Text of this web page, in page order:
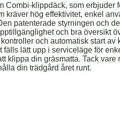
Combi-klippdäck, som
kräver hög effektivitet, enkel
patenterade styrningen och
och bra översikt
och automatisk start
fälls lätt upp i serviceläge för
klippa din gräsmatta. Tack
din trädgård året runt.